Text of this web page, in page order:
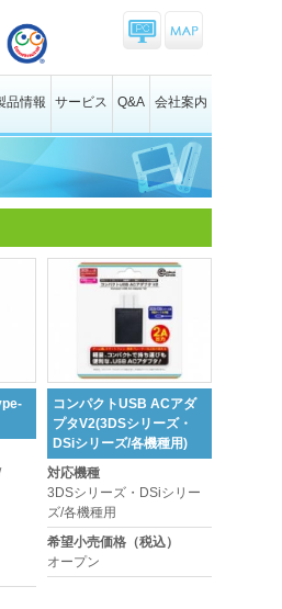
品情報 サービス Q&A 会社案内
コンパクトUSB ACアダ
プタV2(3DSシリーズ・
DSiシリーズ/各機種用)
対応機種
3DSシリーズ・DSiシリー
ズ/各機種用
希望小売価格（税込）
オープン